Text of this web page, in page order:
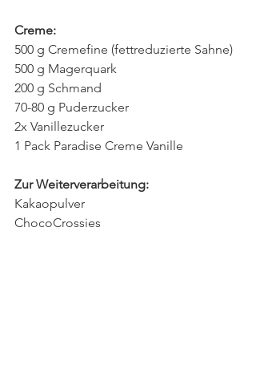
Creme:
500 g Cremefine (fettreduzierte Sahne)
500 g Magerquark
200 g Schmand
70-80 g Puderzucker
2x Vanillezucker
1 Pack Paradise Creme Vanille
Zur Weiterverarbeitung:
Kakaopulver
ChocoCrossies